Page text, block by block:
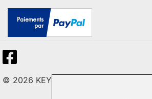
© 2026 KEY LITE. Tous droits réservés.